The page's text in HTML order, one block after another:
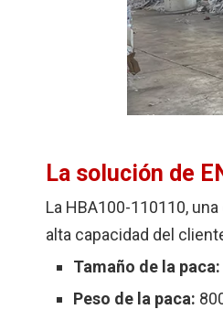
La solución de
La HBA100-110110,
alta capacidad del
Tamaño de la paca:
Peso de la paca: